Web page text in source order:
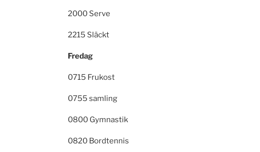
2000 Serve
2215 Släckt
Fredag
0715 Frukost
0755 samling
0800 Gymnastik
0820 Bordtennis